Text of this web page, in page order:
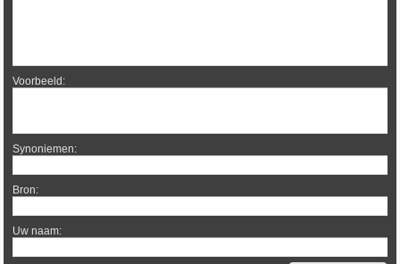
Voorbeeld:
Synoniemen:
Bron:
Uw naam: